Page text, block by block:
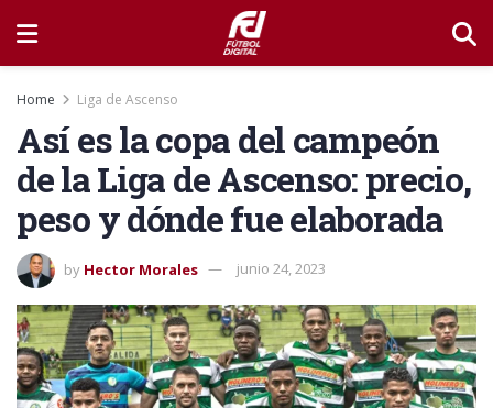
Home Liga de Ascenso
Así es la copa del campeón
de la Liga de Ascenso: precio,
peso y dónde fue elaborada
by Hector Morales junio 24, 2023